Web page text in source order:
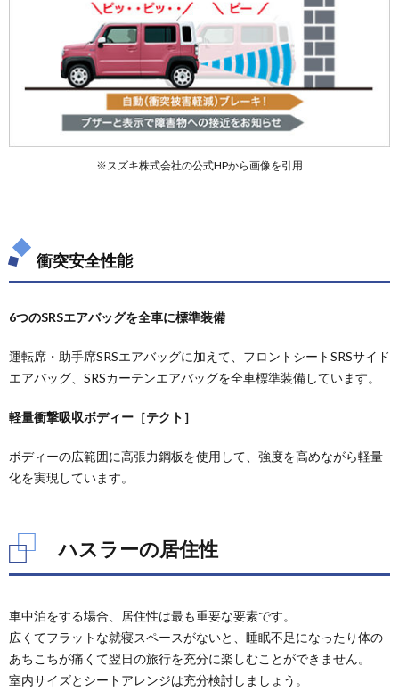
ラー
アフ
市販ク
ッショ
ト
市販ブ
ライン
ドシェ
市販カ
ーテン
ーバグ
ネット
市販キ
ャリア
6.6.
の市販
※スズキ株式会社の公式HPから画像を引用
衝突安全性能
6つのSRSエアバッグを全車に標準装備
運転席・助手席SRSエアバッグに加えて、フロントシートSRSサイド
エアバッグ、SRSカーテンエアバッグを全車標準装備しています。
軽量衝撃吸収ボディー［テクト］
ボディーの広範囲に高張力鋼板を使用して、強度を高めながら軽量
化を実現しています。
ハスラーの居住性
車中泊をする場合、居住性は最も重要な要素です。
広くてフラットな就寝スペースがないと、睡眠不足になったり体の
あちこちが痛くて翌日の旅行を充分に楽しむことができません。
室内サイズとシートアレンジは充分検討しましょう。